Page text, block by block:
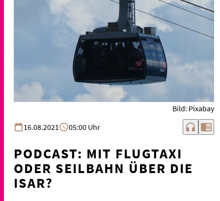
Bild: Pixabay
16.08.2021
05:00 Uhr headphones chrome_reader_mode
PODCAST: MIT FLUGTAXI
ODER SEILBAHN ÜBER DIE
ISAR?